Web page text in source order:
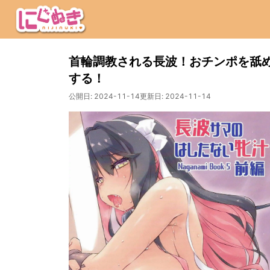
首輪調教される長波！おチンポを舐
する！
公開日: 2024-11-14更新日: 2024-11-14